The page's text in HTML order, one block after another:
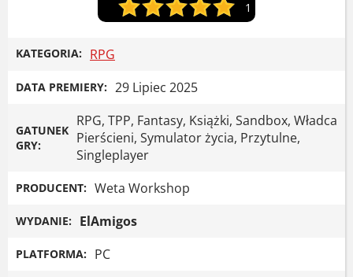
1
KATEGORIA: RPG
DATA PREMIERY: 29 Lipiec 2025
GATUNEK
GRY:
RPG, TPP, Fantasy, Książki, Sandbox, Władca
Pierścieni, Symulator życia, Przytulne,
Singleplayer
PRODUCENT: Weta Workshop
WYDANIE: ElAmigos
PLATFORMA: PC